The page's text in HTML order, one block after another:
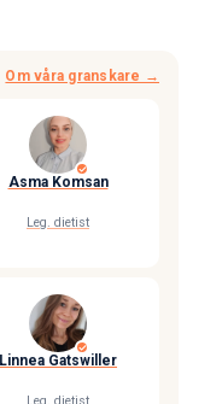
Om våra granskare →
Asma Komsan
Leg. dietist
Linnea Gatswiller